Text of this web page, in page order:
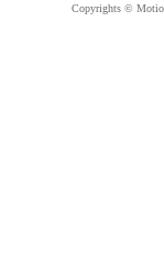
Copyrights ©